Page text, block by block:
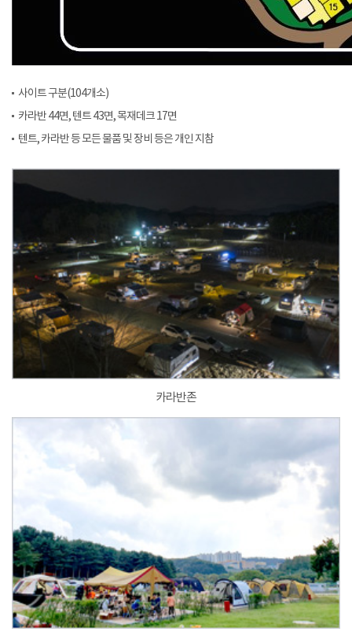
사이트 구분(104개소)
카라반 44면, 텐트 43면, 목재데크 17면
텐트, 카라반 등 모든 물품 및 장비 등은 개인 지참
카라반존